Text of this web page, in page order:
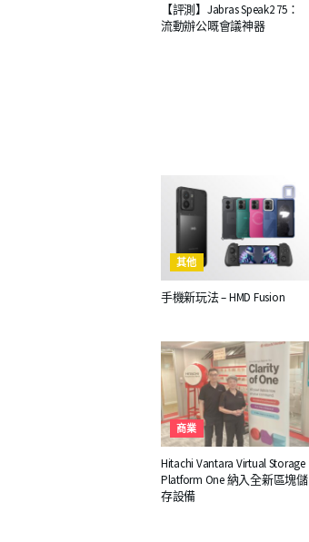
【評測】Jabras Speak2 75：
流動辦公嘅會議神器
其他
手機新玩法 – HMD Fusion
商業
Hitachi Vantara Virtual Storage
Platform One 納入全新區塊儲
存設備